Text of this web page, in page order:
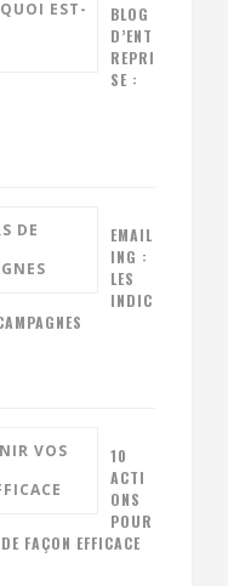
BLOG
D’ENT
REPRI
SE :
EMAIL
ING :
LES
INDIC
10
ACTI
ONS
POUR
FAÇON EFFICACE